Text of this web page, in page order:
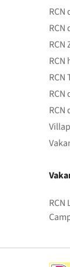
RCN
RCN
RCN
RCN
RCN